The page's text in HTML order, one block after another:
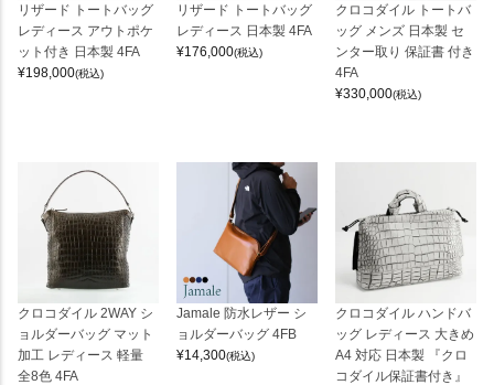
リザード トートバッグ
レディース アウトポケ
ット付き 日本製 4FA
¥198,000(税込)
リザード トートバッグ
レディース 日本製 4FA
¥176,000(税込)
クロコダイル トートバ
ッグ メンズ 日本製 セ
ンター取り 保証書 付き
4FA
¥330,000(税込)
クロコダイル 2WAY シ
ョルダーバッグ マット
加工 レディース 軽量
全8色 4FA
Jamale 防水レザー シ
ョルダーバッグ 4FB
¥14,300(税込)
クロコダイル ハンドバ
ッグ レディース 大きめ
A4 対応 日本製 『クロ
コダイル保証書付き』